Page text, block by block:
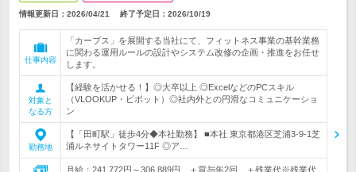
情報更新日：2026/04/21 終了予定日： 2026/10/19
仕事内容
「カーブス」を展開する当社にて、フィットネス事業の基幹業務
に関わる運用ルールの設計やシステム改修の企画・推進をお任せ
します。
対象と
なる方
【経験を活かせる！】◎大卒以上 ◎ExcelなどのPCスキル
（VLOOKUP・ピボット）◎社内外との円滑なコミュニケーショ
ン
勤務地
【「田町駅」徒歩4分◆本社勤務】 ■本社 東京都港区芝浦3-9-1芝
浦ルネサイトタワー11F ◎ア…
月給：241,772円～306,889円 ＋賞与年2回 ＋残業代※残業代